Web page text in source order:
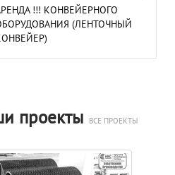
!!! КОНВЕЙЕРНОГО
(ЛЕНТОЧНЫЙ
проекты ВСЕ ПРОЕКТЫ